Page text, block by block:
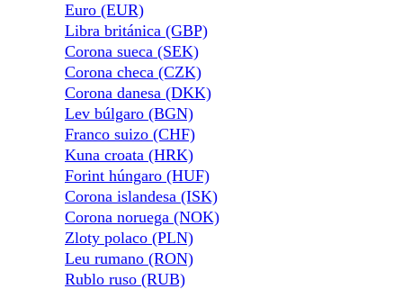
Euro (EUR)
Libra británica (GBP)
Corona sueca (SEK)
Corona checa (CZK)
Corona danesa (DKK)
Lev búlgaro (BGN)
Franco suizo (CHF)
Kuna croata (HRK)
Forint húngaro (HUF)
Corona islandesa (ISK)
Corona noruega (NOK)
Zloty polaco (PLN)
Leu rumano (RON)
Rublo ruso (RUB)